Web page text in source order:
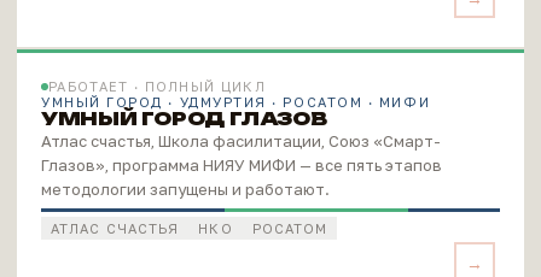
РАБОТАЕТ · ПОЛНЫЙ ЦИКЛ
УМНЫЙ ГОРОД · УДМУРТИЯ · РОСАТОМ · МИФИ
УМНЫЙ ГОРОД ГЛАЗОВ
Атлас счастья, Школа фасилитации, Союз «Смарт-
Глазов», программа НИЯУ МИФИ — все пять этапов
методологии запущены и работают.
АТЛАС СЧАСТЬЯ НКО РОСАТОМ